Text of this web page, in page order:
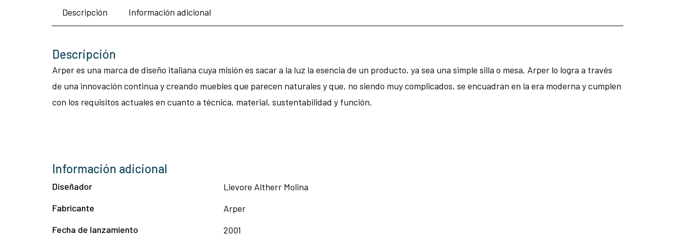
Descripción Información adicional
Descripción
Arper es una marca de diseño italiana cuya misión es sacar a la luz la esencia de un producto, ya sea una simple silla o mesa. Arper lo logra a través
de una innovación continua y creando muebles que parecen naturales y que, no siendo muy complicados, se encuadran en la era moderna y cumplen
con los requisitos actuales en cuanto a técnica, material, sustentabilidad y función.
Información adicional
Diseñador
Lievore Altherr Molina
Fabricante
Arper
Fecha de lanzamiento
2001